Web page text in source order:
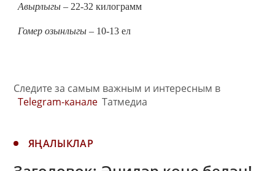
Авырлыгы – 22-32 килограмм
Гомер озынлыгы – 10-13 ел
Следите за самым важным и интересным в
Telegram-канале Татмедиа
ЯҢАЛЫКЛАР